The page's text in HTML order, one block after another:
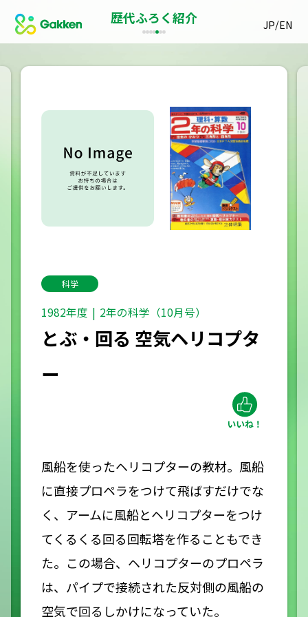
JP/EN
歴代ふろく紹介
科学
1982年度 2年の科学（10月号）
とぶ・回る 空気ヘリコプタ
ー
風船を使ったヘリコプターの教材。風船
に直接プロペラをつけて飛ばすだけでな
く、アームに風船とヘリコプターをつけ
てくるくる回る回転塔を作ることもでき
た。この場合、ヘリコプターのプロペラ
は、パイプで接続された反対側の風船の
空気で回るしかけになっていた。